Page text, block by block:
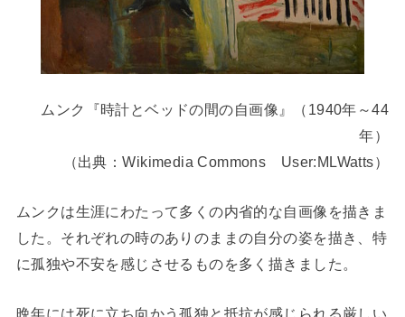
ムンク『時計とベッドの間の自画像』（1940年～44
年）
（出典：Wikimedia Commons User:MLWatts）
ムンクは生涯にわたって多くの内省的な自画像を描きま
した。それぞれの時のありのままの自分の姿を描き、特
に孤独や不安を感じさせるものを多く描きました。